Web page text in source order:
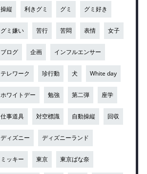
操縦 利きグミ グミ グミ好き
グミ嫌い 苦行 苦悶 表情 女子
ブログ 企画 インフルエンサー
テレワーク 珍行動 犬 White day
ホワイトデー 勉強 第二弾 座学
仕事道具 対空標識 自動操縦 回収
ディズニー ディズニーランド
ミッキー 東京 東京ばな奈